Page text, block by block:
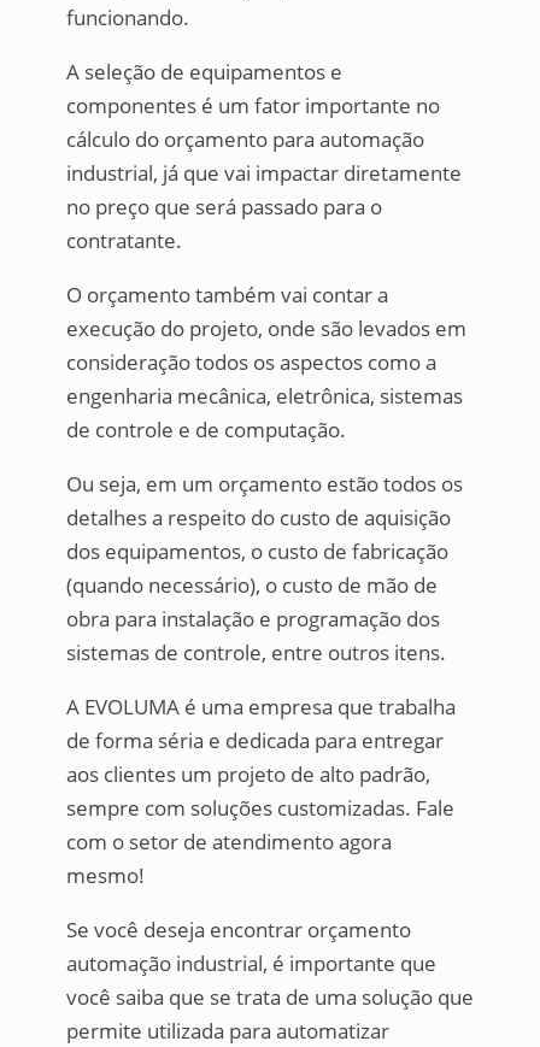
funcionando.
A seleção de equipamentos e
componentes é um fator importante no
cálculo do orçamento para automação
industrial, já que vai impactar diretamente
no preço que será passado para o
contratante.
O orçamento também vai contar a
execução do projeto, onde são levados em
consideração todos os aspectos como a
engenharia mecânica, eletrônica, sistemas
de controle e de computação.
Ou seja, em um orçamento estão todos os
detalhes a respeito do custo de aquisição
dos equipamentos, o custo de fabricação
(quando necessário), o custo de mão de
obra para instalação e programação dos
sistemas de controle, entre outros itens.
A EVOLUMA é uma empresa que trabalha
de forma séria e dedicada para entregar
aos clientes um projeto de alto padrão,
sempre com soluções customizadas. Fale
com o setor de atendimento agora
mesmo!
Se você deseja encontrar orçamento
automação industrial, é importante que
você saiba que se trata de uma solução que
permite utilizada para automatizar